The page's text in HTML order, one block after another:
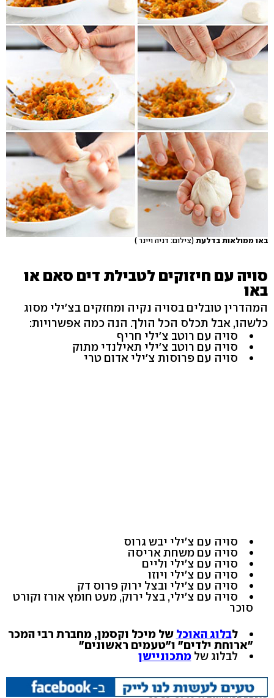
באו ממולאות בדלעת (צילום: דניה ויינר )
סויה עם חיזוקים לטבילת דים סאם או
באו
המהדרין טובלים בסויה נקיה ומחזקים בצ'ילי מסוג
כלשהו, אבל תכלס הכל הולך. הנה כמה אפשרויות:
סויה עם רוטב צ'ילי חריף
סויה עם רוטב צ'ילי תאילנדי מתוק
סויה עם פרוסות צ'ילי אדום טרי
סויה עם צ'ילי יבש גרוס
סויה עם משחת אריסה
סויה עם צ'ילי וליים
סויה עם צ'ילי ויוזו
סויה עם צ'ילי ובצל ירוק פרוס דק
סויה עם צ'ילי, בצל ירוק, מעט חומץ אורז וקורט
סוכר
לבלוג האוכל של מיכל וקסמן, מחברת רבי המכר
"ארוחת ילדים" ו"טעמים ראשונים"
לבלוג שלמתכוניישן